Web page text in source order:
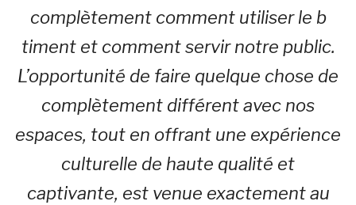
complètement comment utiliser le b
timent et comment servir notre public.
L’opportunité de faire quelque chose de
complètement différent avec nos
espaces, tout en offrant une expérience
culturelle de haute qualité et
captivante, est venue exactement au